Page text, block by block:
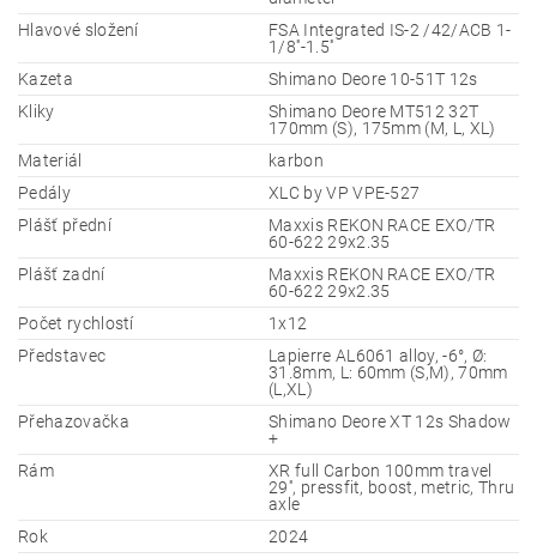
Hlavové složení
FSA Integrated IS-2 /42/ACB 1-
1/8''-1.5''
Kazeta
Shimano Deore 10-51T 12s
Kliky
Shimano Deore MT512 32T
170mm (S), 175mm (M, L, XL)
Materiál
karbon
Pedály
XLC by VP VPE-527
Plášť přední
Maxxis REKON RACE EXO/TR
60-622 29x2.35
Plášť zadní
Maxxis REKON RACE EXO/TR
60-622 29x2.35
Počet rychlostí
1x12
Představec
Lapierre AL6061 alloy, -6°, Ø:
31.8mm, L: 60mm (S,M), 70mm
(L,XL)
Přehazovačka
Shimano Deore XT 12s Shadow
+
Rám
XR full Carbon 100mm travel
29'', pressfit, boost, metric, Thru
axle
Rok
2024